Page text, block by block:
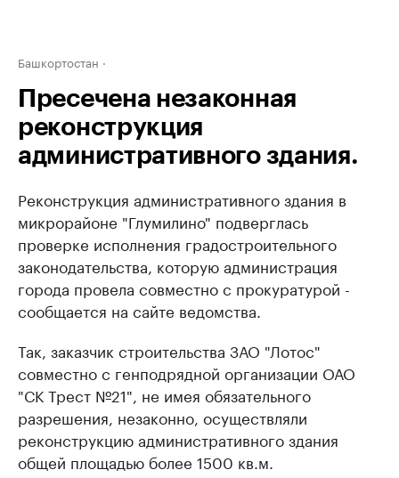
Башкортостан
Пресечена незаконная
реконструкция
административного здания.
Реконструкция административного здания в
микрорайоне "Глумилино" подверглась
проверке исполнения градостроительного
законодательства, которую администрация
города провела совместно с прокуратурой -
сообщается на сайте ведомства.
Так, заказчик строительства ЗАО "Лотос"
совместно с генподрядной организации ОАО
"СК Трест №21", не имея обязательного
разрешения, незаконно, осуществляли
реконструкцию административного здания
общей площадью более 1500 кв.м.